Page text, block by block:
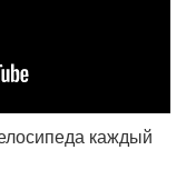
каждый